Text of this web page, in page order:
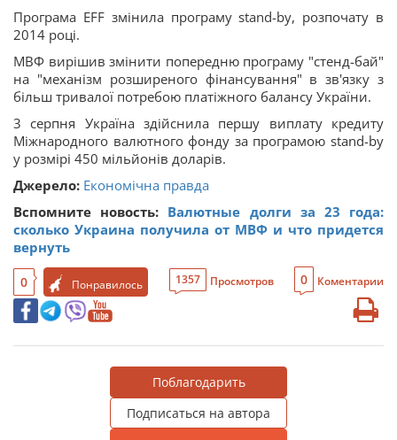
Програма EFF змінила програму stand-by, розпочату в
2014 році.
МВФ вирішив змінити попередню програму "стенд-бай"
на "механізм розширеного фінансування" в зв'язку з
більш тривалої потребою платіжного балансу України.
3 серпня Україна здійснила першу виплату кредиту
Міжнародного валютного фонду за програмою stand-by
у розмірі 450 мільйонів доларів.
Джерело: Економічна правда
Вспомните новость: Валютные долги за 23 года:
сколько Украина получила от МВФ и что придется
вернуть
0 Понравилось 1357 Просмотров 0 Коментарии
Поблагодарить
Подписаться на автора